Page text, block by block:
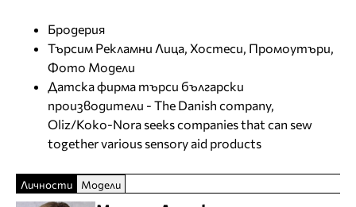
Бродерия
Търсим Рекламни Лица, Хостеси, Промоутъри,
Фото Модели
Датска фирма търси български
производители - The Danish company,
Oliz/Koko-Nora seeks companies that can sew
together various sensory aid products
Личности Модели